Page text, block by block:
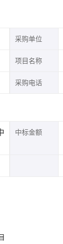
采购单位
项目名称
采购电话
中标金额